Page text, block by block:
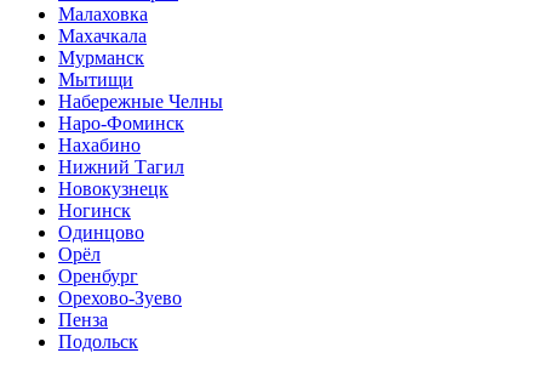
Малаховка
Махачкала
Мурманск
Мытищи
Набережные Челны
Наро-Фоминск
Нахабино
Нижний Тагил
Новокузнецк
Ногинск
Одинцово
Орёл
Оренбург
Орехово-Зуево
Пенза
Подольск